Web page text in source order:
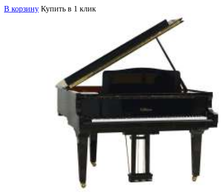
В корзину Купить в 1 клик